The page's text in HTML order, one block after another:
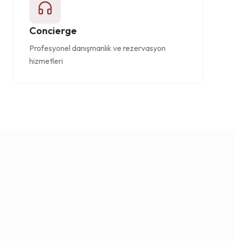
Concierge
Profesyonel danışmanlık ve rezervasyon
hizmetleri